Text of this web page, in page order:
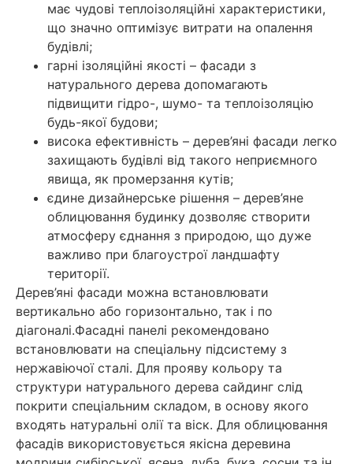
має чудові теплоізоляційні характеристики,
що значно оптимізує витрати на опалення
будівлі;
гарні ізоляційні якості – фасади з
натурального дерева допомагають
підвищити гідро-, шумо- та теплоізоляцію
будь-якої будови;
висока ефективність – дерев’яні фасади легко
захищають будівлі від такого неприємного
явища, як промерзання кутів;
єдине дизайнерське рішення – дерев’яне
облицювання будинку дозволяє створити
атмосферу єднання з природою, що дуже
важливо при благоустрої ландшафту
території.
Дерев’яні фасади можна встановлювати
вертикально або горизонтально, так і по
діагоналі.Фасадні панелі рекомендовано
встановлювати на спеціальну підсистему з
нержавіючої сталі. Для прояву кольору та
структури натурального дерева сайдинг слід
покрити спеціальним складом, в основу якого
входять натуральні олії та віск. Для облицювання
фасадів використовується якісна деревина